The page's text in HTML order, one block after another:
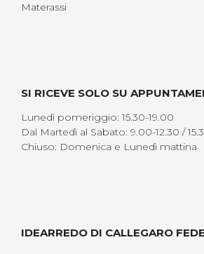
Materassi
SI RICEVE SOLO SU
Lunedì pomeriggio: 15.30-19.00
Dal Martedì al Sabato: 9.00-12.30 /
Chiuso: Domenica e Lunedì mattina
IDEARREDO DI CALLEGARO